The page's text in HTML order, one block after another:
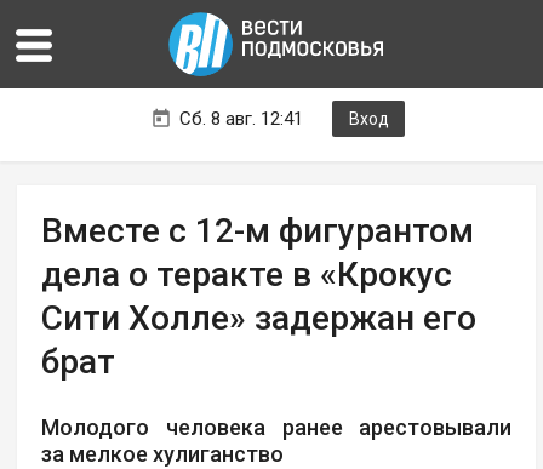
Сб. 8 авг. 12:41 Вход
Вместе с 12-м фигурантом
дела о теракте в «Крокус
Сити Холле» задержан его
брат
Молодого человека ранее арестовывали
за мелкое хулиганство